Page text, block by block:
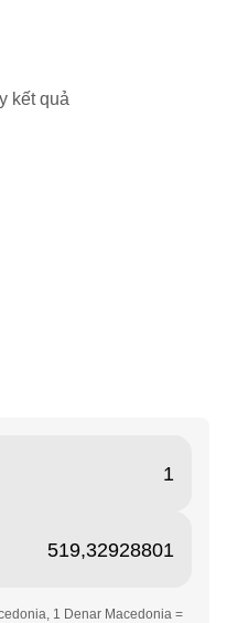
kết quả
1 Denar Macedonia =